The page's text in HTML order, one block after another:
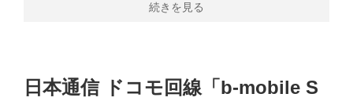
続きを見る
日本通信 ドコモ回線「b-mobile S